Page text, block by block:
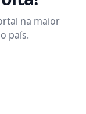
na maior
país.